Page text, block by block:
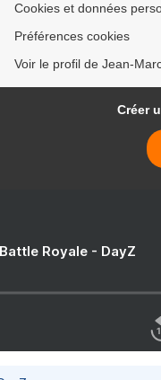
Cookies et données
Préférences cookies
Voir le profil de Jean-
Créer
Royale - DayZ